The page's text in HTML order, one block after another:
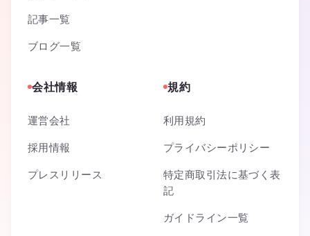
記事一覧
ブログ一覧
会社情報
運営会社
採用情報
プレスリリース
規約
利用規約
プライバシーポリシー
特定商取引法に基づく表
記
ガイドライン一覧